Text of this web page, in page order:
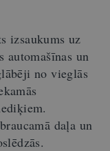
izsaukums uz
un
no vieglās
daļa un